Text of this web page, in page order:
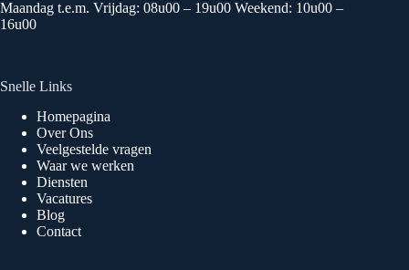
Maandag t.e.m. Vrijdag: 08u00 – 19u00 Weekend: 10u00 –
16u00
Snelle Links
Homepagina
Over Ons
Veelgestelde vragen
Waar we werken
Diensten
Vacatures
Blog
Contact